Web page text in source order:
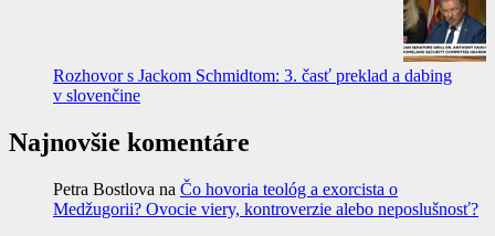
Rozhovor s Jackom Schmidtom: 3. časť preklad a dabing
v slovenčine
Najnovšie komentáre
Petra Bostlova na Čo hovoria teológ a exorcista o
Medžugorii? Ovocie viery, kontroverzie alebo neposlušnosť?